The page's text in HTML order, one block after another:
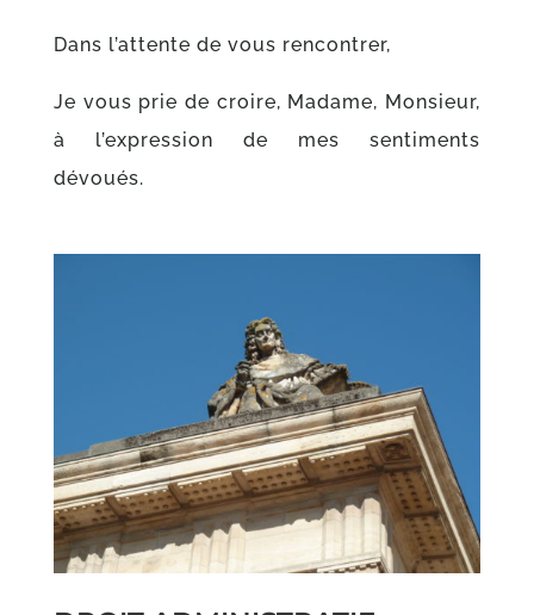
Dans l’attente de vous rencontrer,
Je vous prie de croire, Madame, Monsieur,
à l’expression de mes sentiments
dévoués.